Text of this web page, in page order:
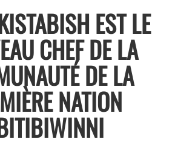
EST LE
CHEF DE LA
DE LA
NATION